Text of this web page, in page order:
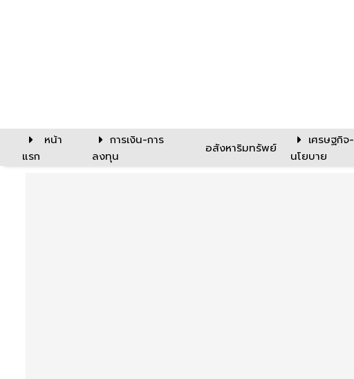
หน้า
แรก
การเงิน-การ
ลงทุน
อสังหาริมทรัพย์
เศรษฐกิจ-
นโยบาย